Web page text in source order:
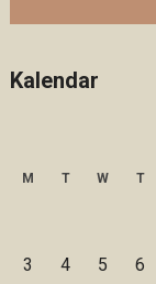
Kalendar
M T W T
3 4 5 6